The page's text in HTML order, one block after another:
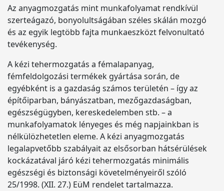
Az anyagmozgatás mint munkafolyamat rendkívül
szerteágazó, bonyolultságában széles skálán mozgó
és az egyik legtöbb fajta munkaeszközt felvonultató
tevékenység.
A kézi tehermozgatás a fémalapanyag,
fémfeldolgozási termékek gyártása során, de
egyébként is a gazdaság számos területén – így az
építőiparban, bányászatban, mezőgazdaságban,
egészségügyben, kereskedelemben stb. – a
munkafolyamatok lényeges és még napjainkban is
nélkülözhetetlen eleme. A kézi anyagmozgatás
legalapvetőbb szabályait az elsősorban hátsérülések
kockázatával járó kézi tehermozgatás minimális
egészségi és biztonsági követelményeiről szóló
25/1998. (XII. 27.) EüM rendelet tartalmazza.